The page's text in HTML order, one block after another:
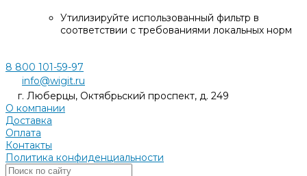
Утилизируйте использованный фильтр в
соответствии с требованиями локальных норм
8 800 101-59-97
info@wigit.ru
г. Люберцы, Октябрьский проспект, д. 249
О компании
Доставка
Оплата
Контакты
Политика конфиденциальности